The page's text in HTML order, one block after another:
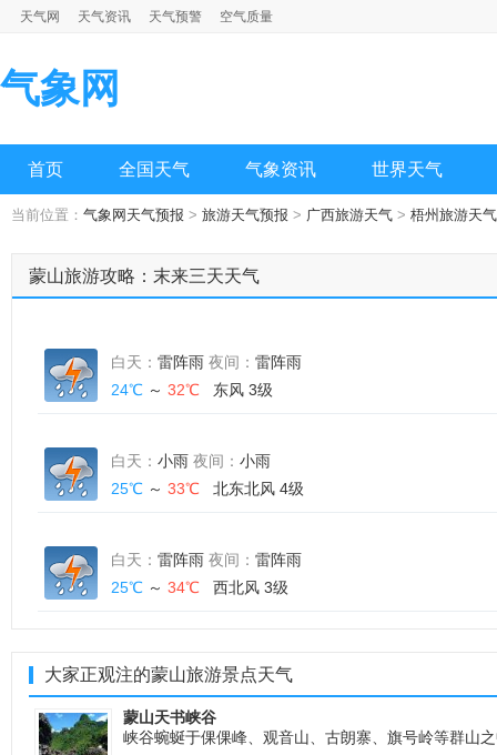
天气网 天气资讯 天气预警 空气质量
气象网
首页 全国天气 气象资讯 世界天气
当前位置： 气象网天气预报 > 旅游天气预报 > 广西旅游天气 > 梧州旅游天气
蒙山旅游攻略：末来三天天气
白天： 雷阵雨 夜间： 雷阵雨
24℃ ～ 32℃ 东风 3级
白天： 小雨 夜间： 小雨
25℃ ～ 33℃ 北东北风 4级
白天： 雷阵雨 夜间： 雷阵雨
25℃ ～ 34℃ 西北风 3级
大家正观注的蒙山旅游景点天气
蒙山天书峡谷
峡谷蜿蜒于倮倮峰、观音山、古朗寨、旗号岭等群山